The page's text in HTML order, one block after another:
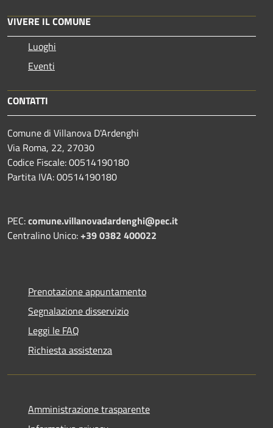
VIVERE IL COMUNE
Luoghi
Eventi
CONTATTI
Comune di Villanova D'Ardenghi
Via Roma, 22, 27030
Codice Fiscale: 00514190180
Partita IVA: 00514190180
PEC:comune.villanovadardenghi@pec.it
Centralino Unico:+39 0382 400022
Prenotazione appuntamento
Segnalazione disservizio
Leggi le FAQ
Richiesta assistenza
Amministrazione trasparente